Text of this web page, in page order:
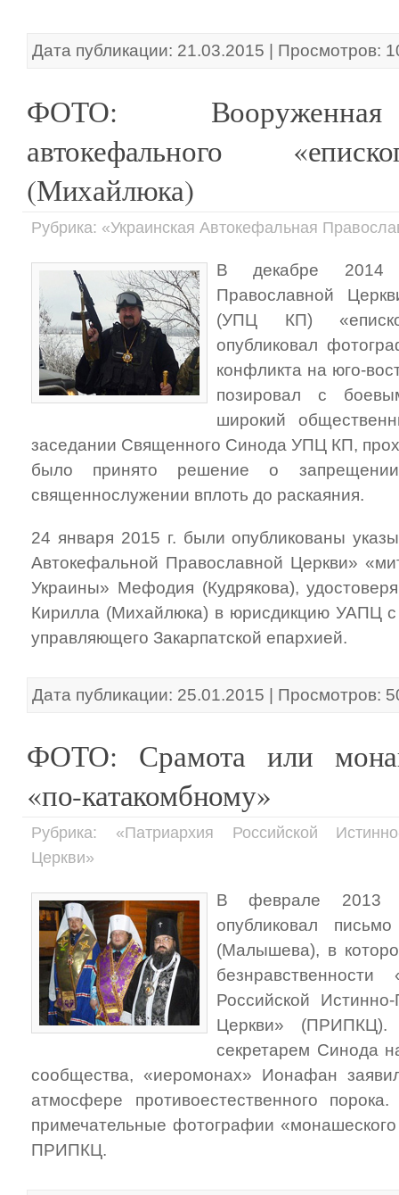
Дата публикации: 21.03.2015 | Просмотров:
ФОТО: Вооруженная
автокефального
(Михайлюка)
Рубрика: «Украинская Автокефальная
В декабре 2014
Православной
(УПЦ КП)
опубликовал
конфликта на юго-
позировал с
широкий
заседании Священного Синода УПЦ КП,
было принято решение о
священнослужении вплоть до раскаяния.
24 января 2015 г. были опубликованы
Автокефальной Православной Церкви»
Украины» Мефодия (Кудрякова),
Кирилла (Михайлюка) в юрисдикцию УАПЦ
управляющего Закарпатской епархией.
Дата публикации: 25.01.2015 | Просмотров:
ФОТО: Срамота или
«по-катакомбному»
Рубрика: «Патриархия Российской
Церкви»
В феврале 2013
опубликовал
(Малышева), в
Российской
Церкви» (ПРИПКЦ).
секретарем Синода
сообщества, «иеромонах» Ионафан
атмосфере противоестественного
примечательные фотографии
ПРИПКЦ.